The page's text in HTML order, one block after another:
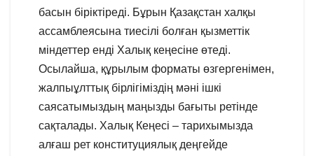
басын біріктіреді. Бұрын Қазақстан халқы
ассамблеясына тиесілі болған қызметтік
міндеттер енді Халық кеңесіне өтеді.
Осылайша, құрылым форматы өзгергенімен,
жалпыұлттық бірлігіміздің мәні ішкі
саясатымыздың маңызды бағыты ретінде
сақталады. Халық Кеңесі – тарихымызда
алғаш рет конституциялық деңгейде